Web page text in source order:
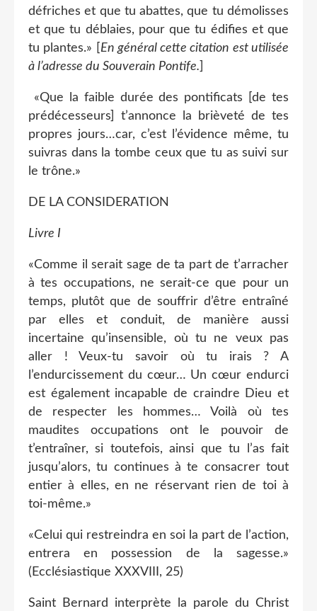
défriches et que tu abattes, que tu démolisses
et que tu déblaies, pour que tu édifies et que
tu plantes.» [ En général cette citation est utilisée
à l’adresse du Souverain Pontife.
«Que la faible durée des pontificats [de tes
prédécesseurs] t’annonce la brièveté de tes
propres jours…car, c’est l’évidence même, tu
suivras dans la tombe ceux que tu as suivi sur
le trône.»
DE LA CONSIDERATION
Livre I
«Comme il serait sage de ta part de t’arracher
à tes occupations, ne serait-ce que pour un
temps, plutôt que de souffrir d’être entraîné
par elles et conduit, de manière aussi
incertaine qu’insensible, où tu ne veux pas
aller ! Veux-tu savoir où tu irais ? A
l’endurcissement du cœur… Un cœur endurci
est également incapable de craindre Dieu et
de respecter les hommes… Voilà où tes
maudites occupations ont le pouvoir de
t’entraîner, si toutefois, ainsi que tu l’as fait
jusqu’alors, tu continues à te consacrer tout
entier à elles, en ne réservant rien de toi à
toi-même.»
«Celui qui restreindra en soi la part de l’action,
entrera en possession de la sagesse.»
(Ecclésiastique XXXVIII, 25)
Saint Bernard interprète la parole du Christ